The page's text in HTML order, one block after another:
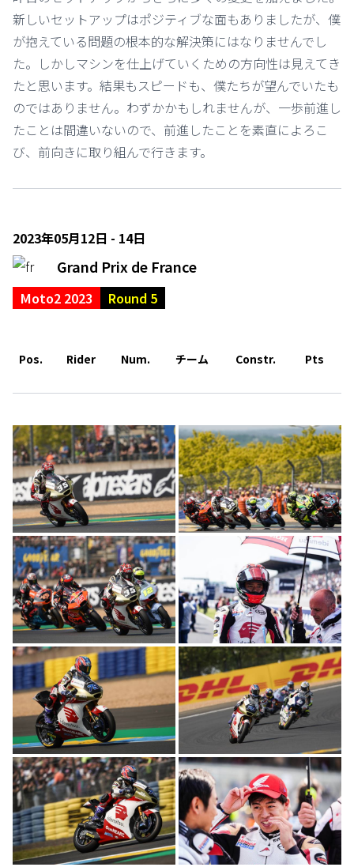
新しいセットアップはポジティブな面もありましたが、僕
が抱えている問題の根本的な解決策にはなりませんでし
た。しかしマシンを仕上げていくための方向性は見えてき
たと思います。結果もスピードも、僕たちが望んでいたも
のではありません。わずかかもしれませんが、一歩前進し
たことは間違いないので、前進したことを素直によろこ
び、前向きに取り組んで行きます。
2023年05月12日 - 14日
Grand Prix de France
Moto2 2023 Round 5
Pos. Rider Num. チーム Constr. Pts